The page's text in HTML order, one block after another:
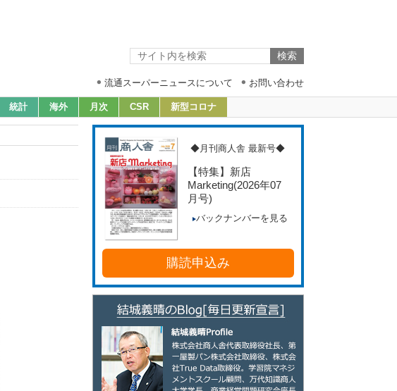
流通スーパーニュースについて お問い合わせ
統計 海外 月次 CSR 新型コロナ
◆月刊商人舎 最新号◆
【特集】新店
Marketing(2026年07
月号)
バックナンバーを見る
購読申込み